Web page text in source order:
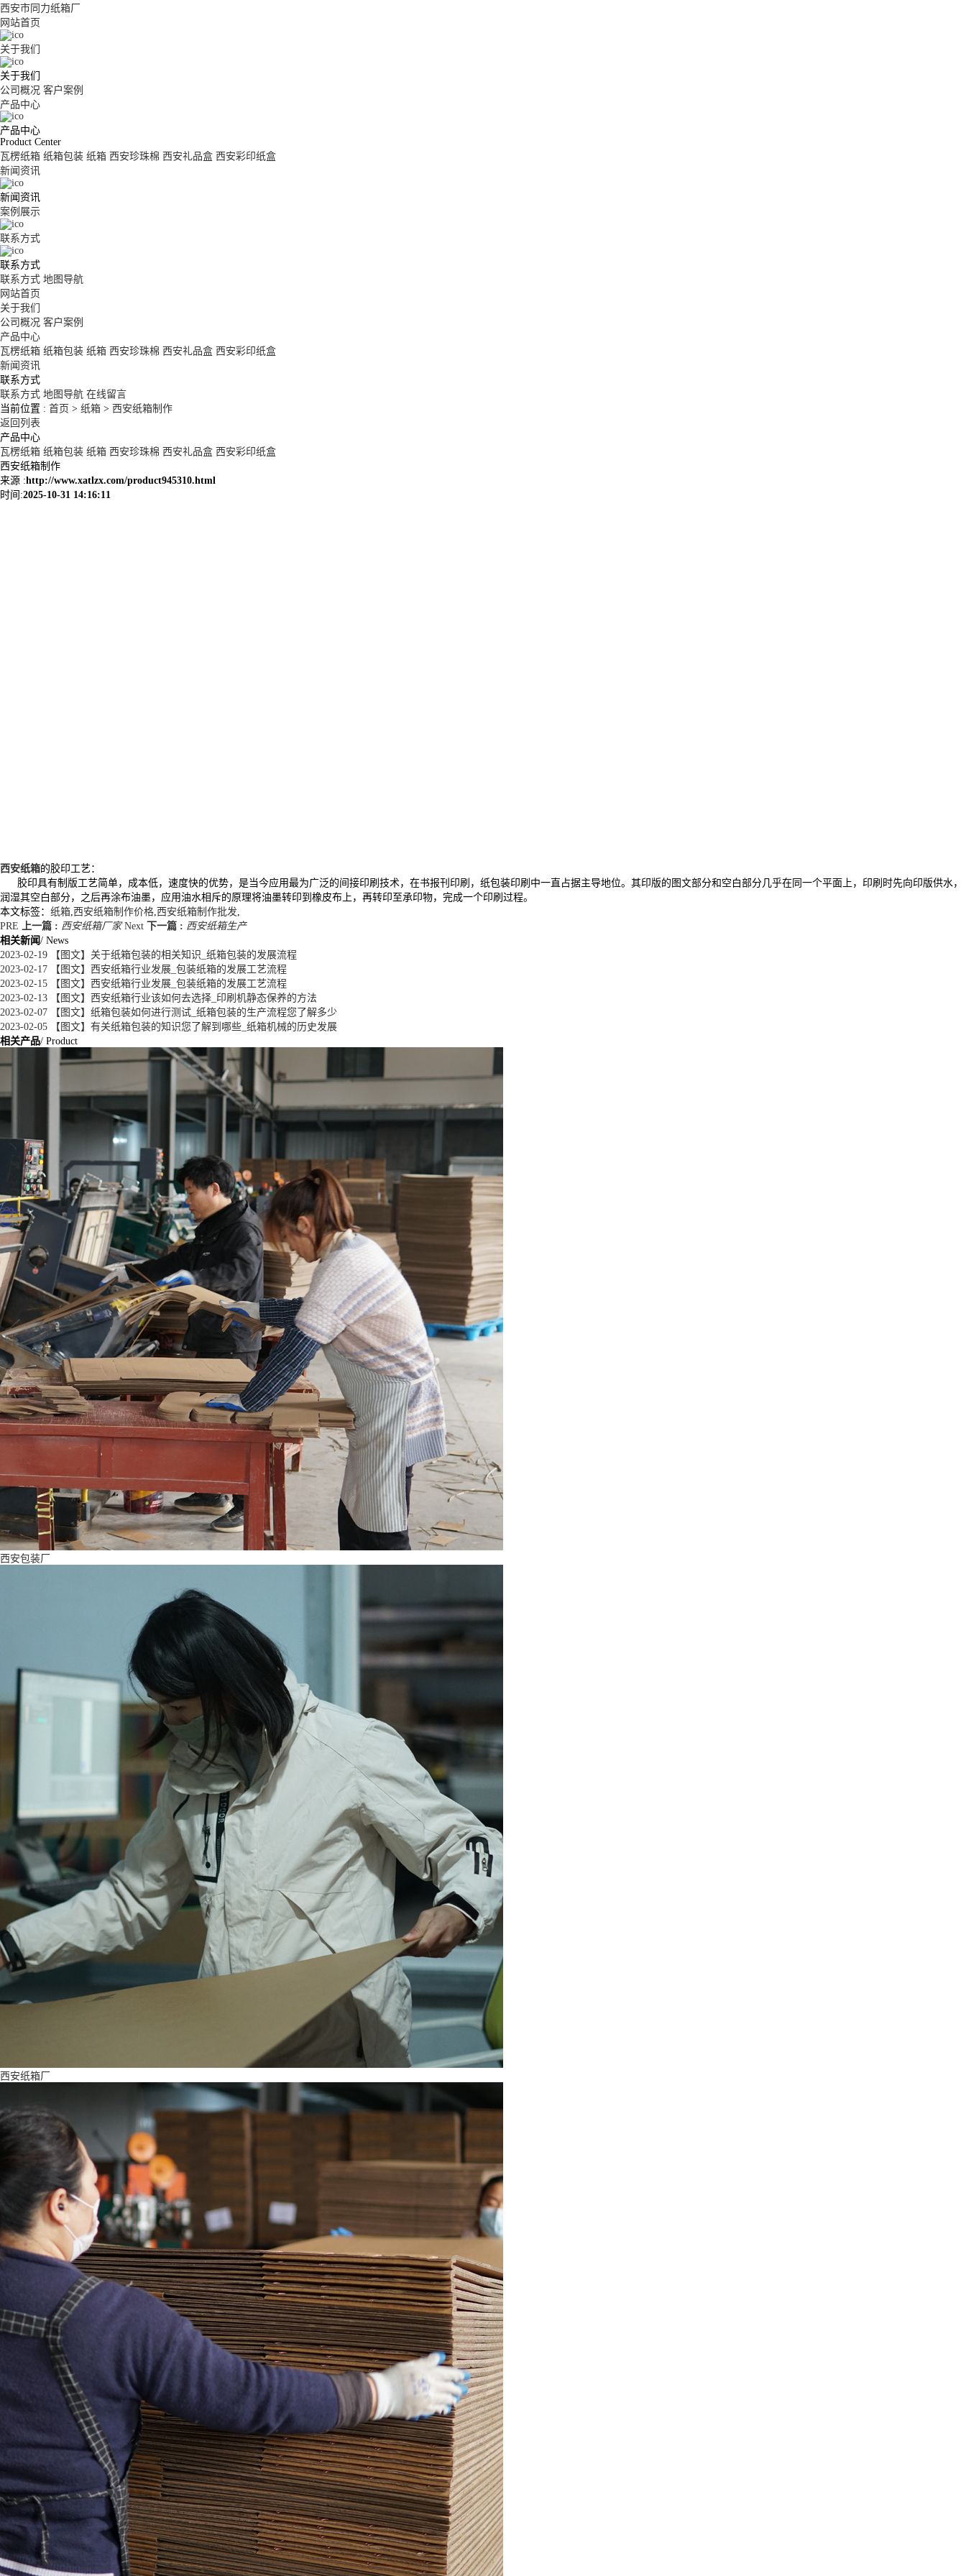
西安市同力纸箱厂
网站首页
关于我们
关于我们
公司概况 客户案例
产品中心
产品中心
Product Center
瓦楞纸箱 纸箱包装 纸箱 西安珍珠棉 西安礼品盒 西安彩印纸盒
新闻资讯
新闻资讯
案例展示
联系方式
联系方式
联系方式 地图导航
网站首页
关于我们
公司概况 客户案例
产品中心
瓦楞纸箱 纸箱包装 纸箱 西安珍珠棉 西安礼品盒 西安彩印纸盒
新闻资讯
联系方式
联系方式 地图导航 在线留言
当前位置 : 首页 > 纸箱 > 西安纸箱制作
返回列表
产品中心
瓦楞纸箱 纸箱包装 纸箱 西安珍珠棉 西安礼品盒 西安彩印纸盒
西安纸箱制作
来源 :http://www.xatlzx.com/product945310.html
时间:2025-10-31 14:16:11
西安纸箱的胶印工艺：
胶印具有制版工艺简单，成本低，速度快的优势，是当今应用最为广泛的间接印刷技术，在书报刊印刷，纸包装印刷中一直占据主导地位。其印版的图文部分和空白部分几乎在同一个平面上，印刷时先向印版供水，
润湿其空白部分，之后再涂布油墨，应用油水相斥的原理将油墨转印到橡皮布上，再转印至承印物，完成一个印刷过程。
本文标签： 纸箱 西安纸箱制作价格 西安纸箱制作批发
PRE
上一篇 : 西安纸箱厂家 Next 下一篇 : 西安纸箱生产
相关新闻/ News
2023-02-19 【图文】关于纸箱包装的相关知识_纸箱包装的发展流程
2023-02-17 【图文】西安纸箱行业发展_包装纸箱的发展工艺流程
2023-02-15 【图文】西安纸箱行业发展_包装纸箱的发展工艺流程
2023-02-13 【图文】西安纸箱行业该如何去选择_印刷机静态保养的方法
2023-02-07 【图文】纸箱包装如何进行测试_纸箱包装的生产流程您了解多少
2023-02-05 【图文】有关纸箱包装的知识您了解到哪些_纸箱机械的历史发展
相关产品/ Product
西安包装厂
西安纸箱厂